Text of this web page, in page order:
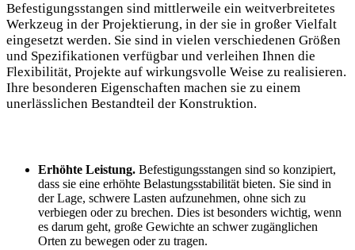
Befestigungsstangen sind mittlerweile ein weitverbreitetes
Werkzeug in der Projektierung, in der sie in großer Vielfalt
eingesetzt werden. Sie sind in vielen verschiedenen Größen
und Spezifikationen verfügbar und verleihen Ihnen die
Flexibilität, Projekte auf wirkungsvolle Weise zu realisieren.
Ihre besonderen Eigenschaften machen sie zu einem
unerlässlichen Bestandteil der Konstruktion.
Erhöhte Leistung. Befestigungsstangen sind so konzipiert,
dass sie eine erhöhte Belastungsstabilität bieten. Sie sind in
der Lage, schwere Lasten aufzunehmen, ohne sich zu
verbiegen oder zu brechen. Dies ist besonders wichtig, wenn
es darum geht, große Gewichte an schwer zugänglichen
Orten zu bewegen oder zu tragen.